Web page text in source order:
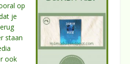
op
je
staan
ook